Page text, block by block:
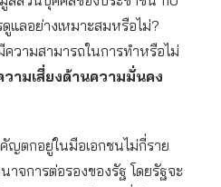
แลอย่างเหมาะสมหรือไม่?
วามสามารถในการทำหรือไม่
วามเสี่ยงด้านความมั่นคง
ญตกอยู่ในมือเอกชนไม่กี่ราย
าจการต่อรองของรัฐ โดยรัฐจะ